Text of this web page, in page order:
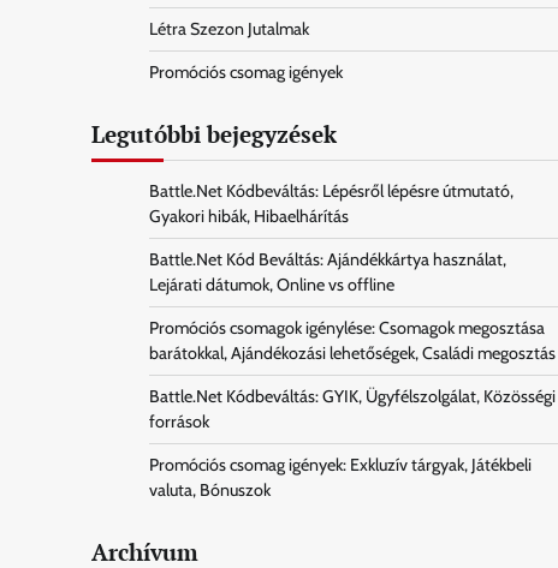
Létra Szezon Jutalmak
Promóciós csomag igények
Legutóbbi bejegyzések
Battle.Net Kódbeváltás: Lépésről lépésre útmutató,
Gyakori hibák, Hibaelhárítás
Battle.Net Kód Beváltás: Ajándékkártya használat,
Lejárati dátumok, Online vs offline
Promóciós csomagok igénylése: Csomagok megosztása
barátokkal, Ajándékozási lehetőségek, Családi megosztás
Battle.Net Kódbeváltás: GYIK, Ügyfélszolgálat, Közösségi
források
Promóciós csomag igények: Exkluzív tárgyak, Játékbeli
valuta, Bónuszok
Archívum